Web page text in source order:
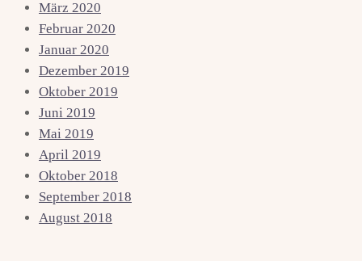
März 2020
Februar 2020
Januar 2020
Dezember 2019
Oktober 2019
Juni 2019
Mai 2019
April 2019
Oktober 2018
September 2018
August 2018